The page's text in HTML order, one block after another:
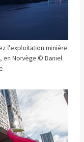
l'exploitation minière
en Norvège.© Daniel